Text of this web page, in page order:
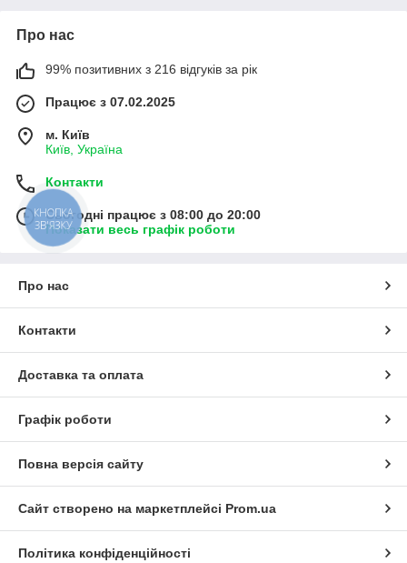
Про нас
99% позитивних з 216 відгуків за рік
Працює з 07.02.2025
м. Київ
Київ, Україна
Контакти
Сьогодні працює з 08:00 до 20:00
Показати весь графік роботи
Про нас
Контакти
Доставка та оплата
Графік роботи
Повна версія сайту
Сайт створено на маркетплейсі Prom.ua
Політика конфіденційності
КНОПКА
ЗВ'ЯЗКУ